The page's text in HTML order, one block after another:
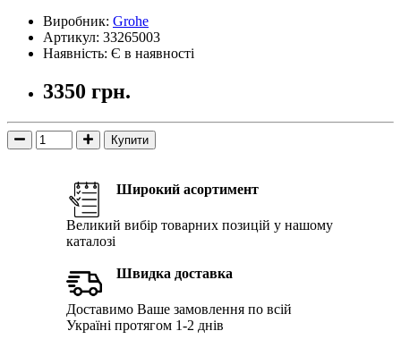
Виробник: Grohe
Артикул: 33265003
Наявність: Є в наявності
3350 грн.
Купити
Широкий асортимент
Великий вибір товарних позицій у нашому
каталозі
Швидка доставка
Доставимо Ваше замовлення по всій
Україні протягом 1-2 днів